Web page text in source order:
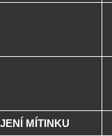
MÍTINKU